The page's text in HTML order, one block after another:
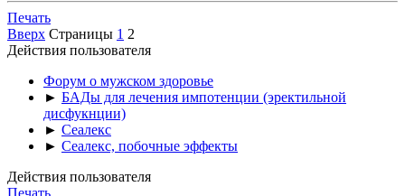
Печать
Вверх Страницы 1 2
Действия пользователя
Форум о мужском здоровье
► БАДы для лечения импотенции (эректильной
дисфукнции)
► Сеалекс
► Сеалекс, побочные эффекты
Действия пользователя
Печать